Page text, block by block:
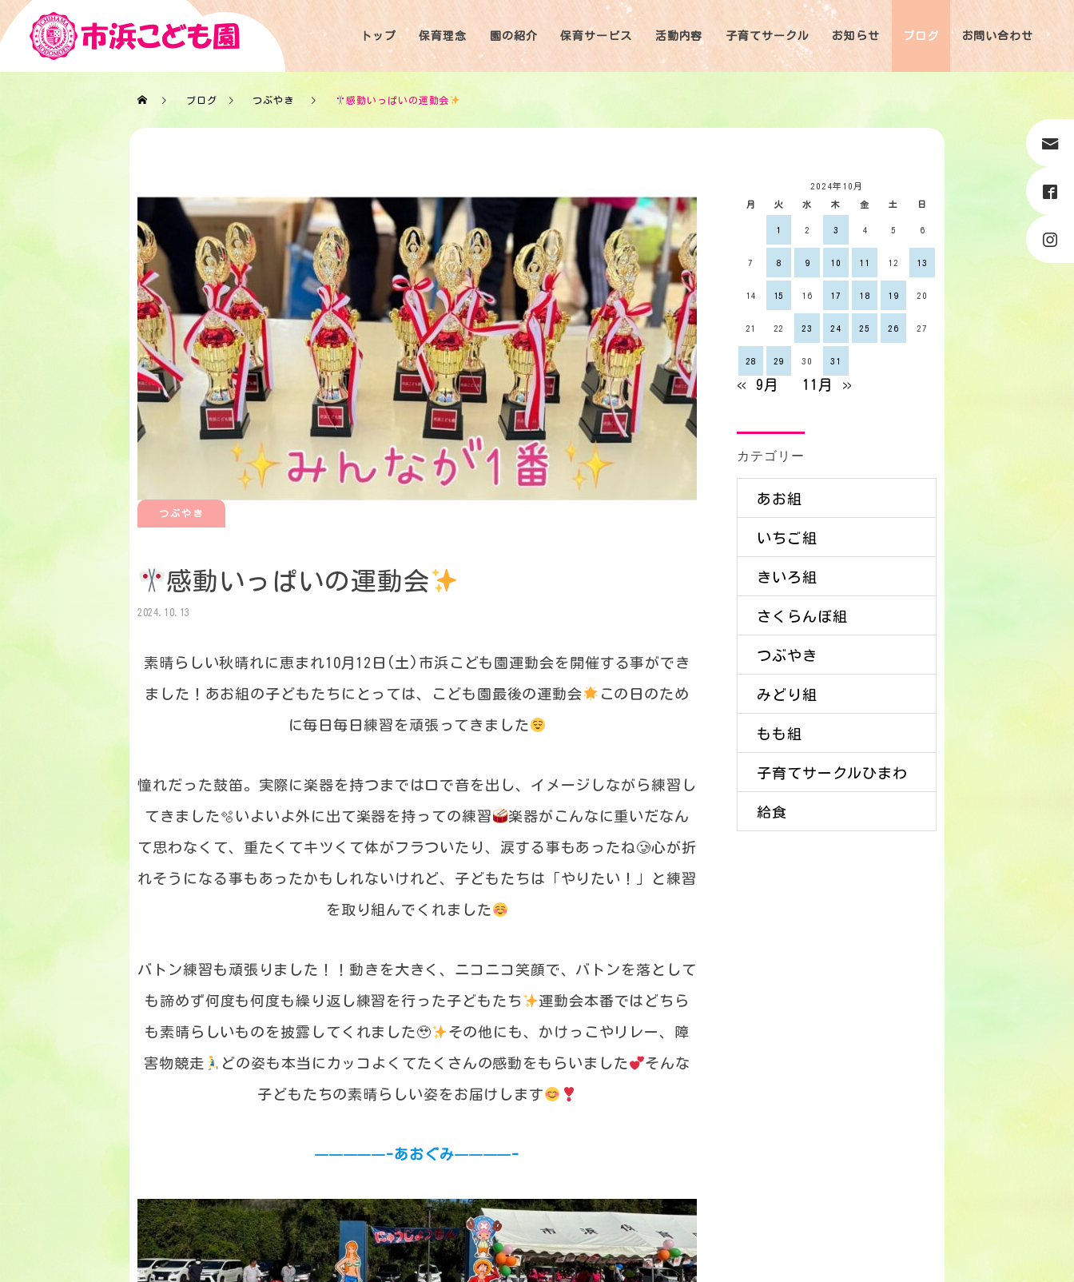
トップ 保育理念 園の紹介 保育サービス 活動内容 子育てサークル お知らせ ブログ お問い合わせ
ブログ つぶやき 感動いっぱいの運動会
つぶやき
感動いっぱいの運動会
2024.10.13
素晴らしい秋晴れに恵まれ10月12日(土)市浜こども園運動会を開催する事ができ
ました！あお組の子どもたちにとっては、こども園最後の運動会 この日のため
に毎日毎日練習を頑張ってきました
憧れだった鼓笛。実際に楽器を持つまでは口で音を出し、イメージしながら練習し
てきました🫧いよいよ外に出て楽器を持っての練習 楽器がこんなに重いだなん
て思わなくて、重たくてキツくて体がフラついたり、涙する事もあったね🥲心が折
れそうになる事もあったかもしれないけれど、子どもたちは「やりたい！」と練習
を取り組んでくれました
バトン練習も頑張りました！！動きを大きく、ニコニコ笑顔で、バトンを落として
も諦めず何度も何度も繰り返し練習を行った子どもたち 運動会本番ではどちら
も素晴らしいものを披露してくれました🥹 その他にも、かけっこやリレー、障
害物競走 どの姿も本当にカッコよくてたくさんの感動をもらいました そんな
子どもたちの素晴らしい姿をお届けします
—————-あおぐみ————-
2024年10月
月 火 水 木 金 土 日
1 2 3 4 5 6
7 8 9 10 11 12 13
14 15 16 17 18 19 20
21 22 23 24 25 26 27
28 29 30 31
« 9月 11月 »
カテゴリー
あお組
いちご組
きいろ組
さくらんぼ組
つぶやき
みどり組
もも組
子育てサークルひまわ
り
給食